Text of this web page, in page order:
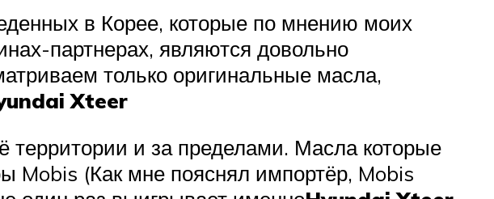
в Корее, которые по мнению моих
партнерах, являются довольно
только оригинальные масла,
Xteer
территории и за пределами. Масла которые
Mobis (Как мне пояснял импортёр, Mobis